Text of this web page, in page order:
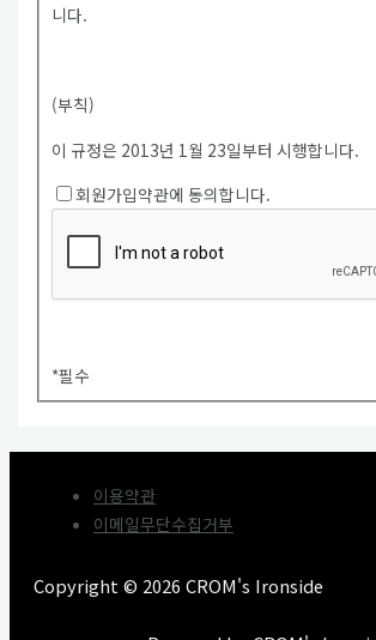
니다.
(부칙)
이 규정은 2013년 1월 23일부터 시행합니다.
회원가입약관에 동의합니다.
*필수
이용약관
이메일무단수집거부
Copyright © 2026 CROM's Ironside